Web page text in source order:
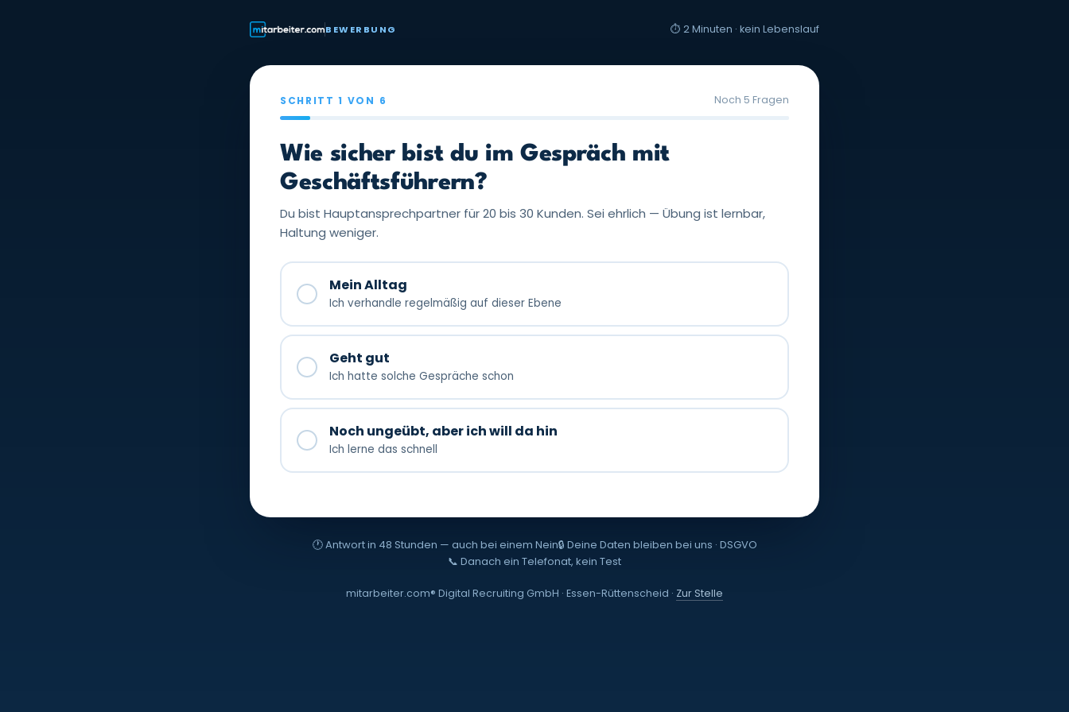
BEWERBUNG ⏱️ 2 Minuten · kein Lebenslauf
SCHRITT 1 VON 6 Noch 5 Fragen
Wie sicher bist du im Gespräch mit
Geschäftsführern?
Du bist Hauptansprechpartner für 20 bis 30 Kunden. Sei ehrlich — Übung ist lernbar,
Haltung weniger.
Mein Alltag
Ich verhandle regelmäßig auf dieser Ebene
Geht gut
Ich hatte solche Gespräche schon
Noch ungeübt, aber ich will da hin
Ich lerne das schnell
🕐 Antwort in 48 Stunden — auch bei einem Nein🔒 Deine Daten bleiben bei uns · DSGVO
📞 Danach ein Telefonat, kein Test
mitarbeiter.com® Digital Recruiting GmbH · Essen-Rüttenscheid · Zur Stelle